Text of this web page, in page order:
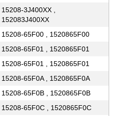
15208-3J400XX ,
152083J400XX
15208-65F00 , 1520865F00
15208-65F01 , 1520865F01
15208-65F01 , 1520865F01
15208-65F0A , 1520865F0A
15208-65F0B , 1520865F0B
15208-65F0C , 1520865F0C